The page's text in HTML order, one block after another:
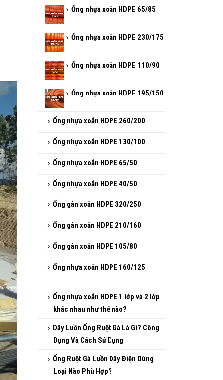
Ống nhựa xoắn HDPE 65/85
Ống nhựa xoắn HDPE 230/175
Ống nhựa xoắn HDPE 110/90
Ống nhựa xoắn HDPE 195/150
Ống nhựa xoắn HDPE 260/200
Ống nhựa xoắn HDPE 130/100
Ống nhựa xoắn HDPE 40/50
Ống nhựa xoắn HDPE 1 lớp và
2 lớp khác nhau như thế nào?
Dây Luồn Ống Ruột Gà Là Gì?